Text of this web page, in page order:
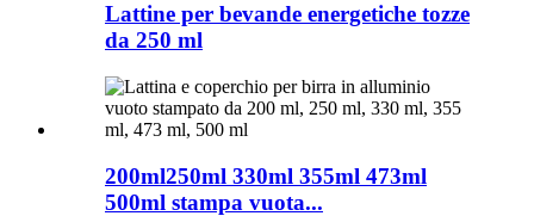
Lattine per bevande energetiche tozze
da 250 ml
200ml250ml 330ml 355ml 473ml
500ml stampa vuota...